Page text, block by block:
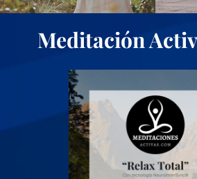
Meditación